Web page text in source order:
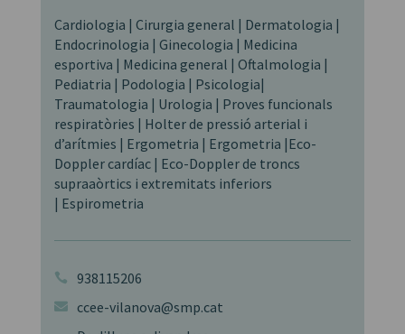
Cardiologia | Cirurgia general | Dermatologia |
Endocrinologia | Ginecologia | Medicina
esportiva | Medicina general | Oftalmologia |
Pediatria | Podologia | Psicologia|
Traumatologia | Urologia | Proves funcionals
respiratòries | Holter de pressió arterial i
d’arítmies | Ergometria | Ergometria |Eco-
Doppler cardíac | Eco-Doppler de troncs
supraaòrtics i extremitats inferiors
| Espirometria
 938115206
 ccee-vilanova@smp.cat